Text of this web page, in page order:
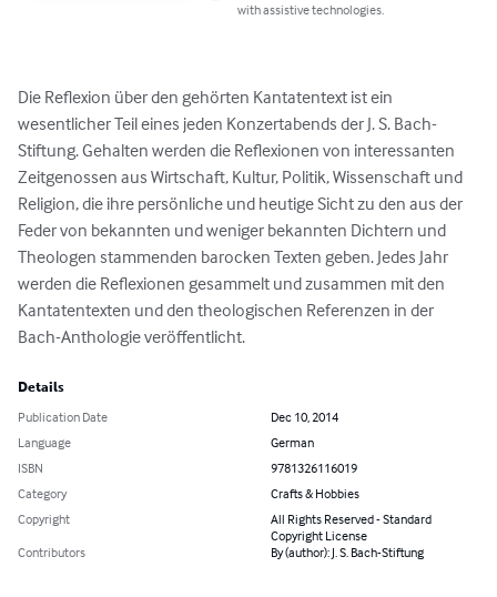
with assistive technologies.
Die Reflexion über den gehörten Kantatentext ist ein
wesentlicher Teil eines jeden Konzertabends der J. S. Bach-
Stiftung. Gehalten werden die Reflexionen von interessanten
Zeitgenossen aus Wirtschaft, Kultur, Politik, Wissenschaft und
Religion, die ihre persönliche und heutige Sicht zu den aus der
Feder von bekannten und weniger bekannten Dichtern und
Theologen stammenden barocken Texten geben. Jedes Jahr
werden die Reflexionen gesammelt und zusammen mit den
Kantatentexten und den theologischen Referenzen in der
Bach-Anthologie veröffentlicht.
Details
Publication Date
Dec 10, 2014
Language
German
ISBN
9781326116019
Category
Crafts & Hobbies
Copyright
All Rights Reserved - Standard
Copyright License
Contributors
By (author): J. S. Bach-Stiftung